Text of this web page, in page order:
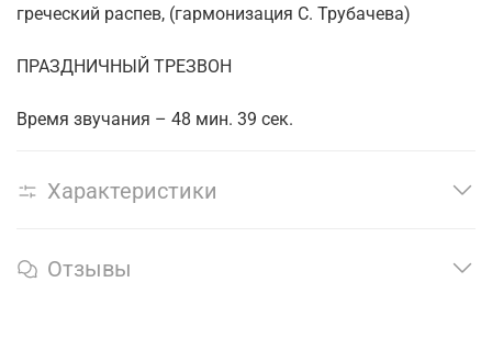
греческий распев, (гармонизация С. Трубачева)
ПРАЗДНИЧНЫЙ ТРЕЗВОН
Время звучания – 48 мин. 39 сек.
Характеристики
Отзывы